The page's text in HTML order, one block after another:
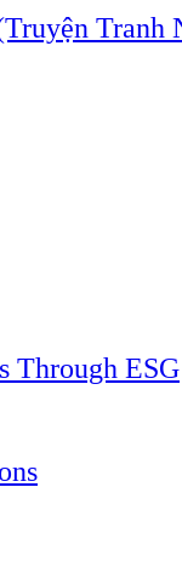
Tranh
Through ESG